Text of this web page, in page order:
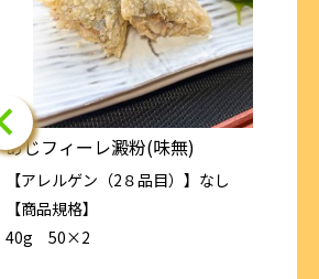
あじフィーレ澱粉(味無)
【アレルゲン（2８品目）】なし
【商品規格】
40g 50×2